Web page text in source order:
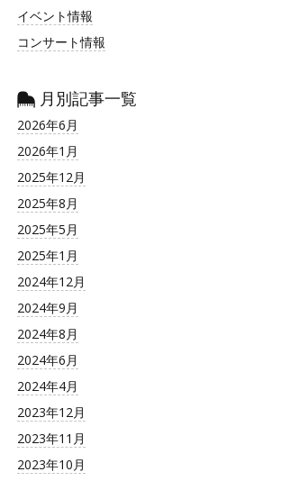
イベント情報
コンサート情報
月別記事一覧
2026年6月
2026年1月
2025年12月
2025年8月
2025年5月
2025年1月
2024年12月
2024年9月
2024年8月
2024年6月
2024年4月
2023年12月
2023年11月
2023年10月